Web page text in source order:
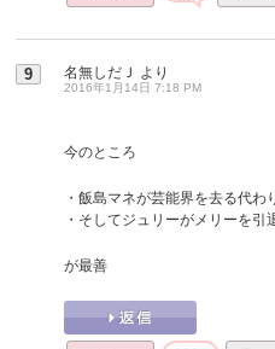
9 名無しだＪ より
2016年1月14日 7:18 PM
今のところ
・飯島マネが芸能界を去る代
・そしてジュリーがメリーを引
が最善